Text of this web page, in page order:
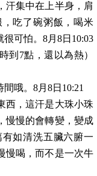
汗集中在上半身，肩
吃了碗粥飯，喝米
可怕。8月8日10:03
到7點，還以為熱）
哦。8月8日10:21
，這汗是大珠小珠
慢慢的會轉變，變成
如清洗五臟六腑一
慢喝，而不是一次牛